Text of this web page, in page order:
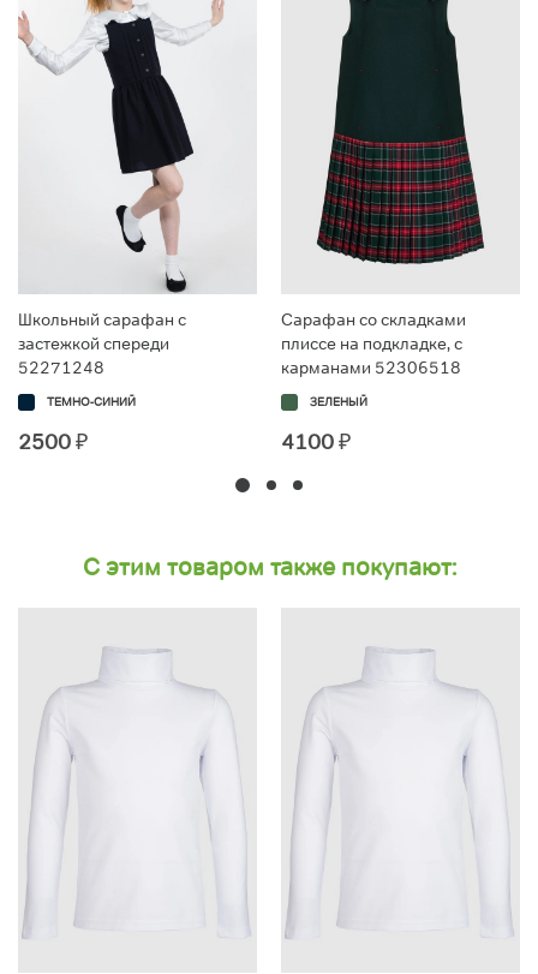
Школьный сарафан с
застежкой спереди
52271248
ТЕМНО-СИНИЙ
2500₽
Сарафан со складками
плиссе на подкладке, с
карманами 52306518
ЗЕЛЕНЫЙ
4100₽
С этим товаром также покупают: